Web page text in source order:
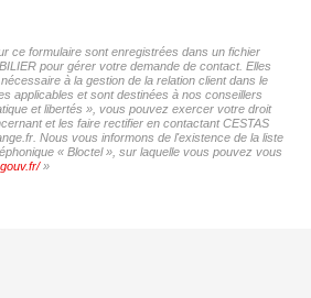
ce formulaire sont enregistrées dans un fichier
pour gérer votre demande de contact. Elles
à la gestion de la relation client dans le
applicables et sont destinées à nos conseillers
et libertés », vous pouvez exercer votre droit
et les faire rectifier en contactant CESTAS
Nous vous informons de l'existence de la liste
« Bloctel », sur laquelle vous pouvez vous
»